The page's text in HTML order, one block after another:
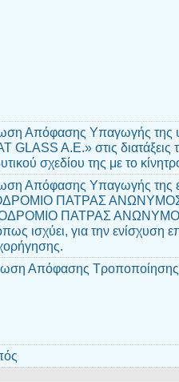
Απόφασης Υπαγωγής της
GLASS A.E.» στις διατάξεις
σχεδίου της με το
Απόφασης Υπαγωγής της
ΠΑΤΡΑΣ ΑΝΩΝΥΜΟΣ
ΠΑΤΡΑΣ ΑΝΩΝΥΜΟΣ
ισχύει, για την ενίσχυση
Απόφασης